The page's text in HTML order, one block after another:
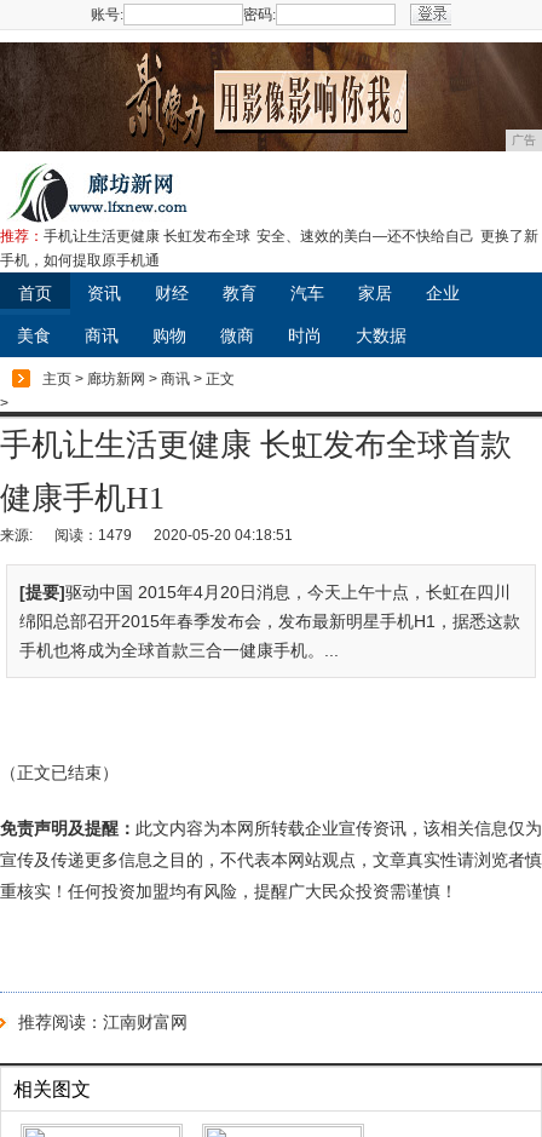
账号: 密码:
广告
推荐： 手机让生活更健康 长虹发布全球 安全、速效的美白—还不快给自己 更换了新
手机，如何提取原手机通
首页 资讯 财经 教育 汽车 家居 企业
美食 商讯 购物 微商 时尚 大数据
主页 > 廊坊新网 > 商讯 > 正文
>
手机让生活更健康 长虹发布全球首款
健康手机H1
来源: 阅读：1479 2020-05-20 04:18:51
[提要]驱动中国 2015年4月20日消息，今天上午十点，长虹在四川
绵阳总部召开2015年春季发布会，发布最新明星手机H1，据悉这款
手机也将成为全球首款三合一健康手机。...
（正文已结束）
免责声明及提醒： 此文内容为本网所转载企业宣传资讯，该相关信息仅为
宣传及传递更多信息之目的，不代表本网站观点，文章真实性请浏览者慎
重核实！任何投资加盟均有风险，提醒广大民众投资需谨慎！
推荐阅读： 江南财富网
相关图文